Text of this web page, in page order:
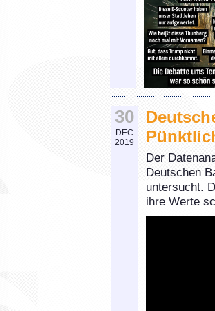
30
DEC
2019
Der
Deutschen
untersucht.
ihre Werte